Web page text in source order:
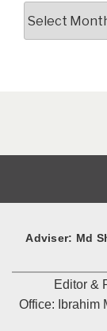
Adviser: Md
Editor &
Office: Ibrahim